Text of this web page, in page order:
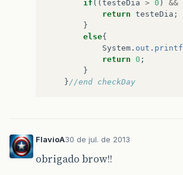
if (( testeDia > 0 ) &&
return testeDia ;
}
else{
System . out . printf
return 0 ;
}
}//end checkDay
FlavioA30 de jul. de 2013
obrigado brow!!